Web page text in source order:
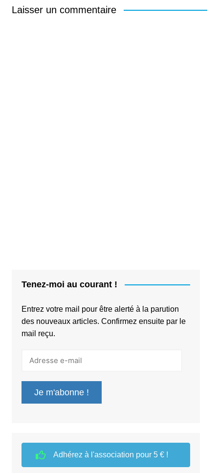
Laisser un commentaire
Tenez-moi au courant !
Entrez votre mail pour être alerté à la parution
des nouveaux articles. Confirmez ensuite par le
mail reçu.
Je m'abonne !
Adhérez à l'association pour 5 € !